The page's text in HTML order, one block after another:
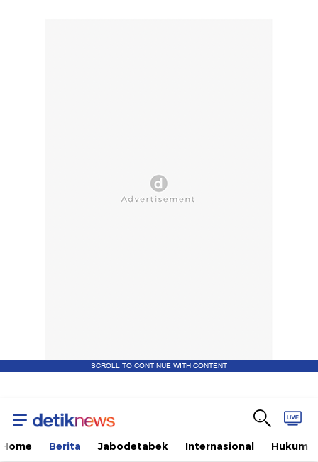
SCROLL TO CONTINUE WITH CONTENT
Home Berita Jabodetabek Internasional Hukum